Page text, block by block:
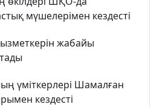
мүшелерімен кездесті
жабайы
үміткерлері Шамалған
кездесті